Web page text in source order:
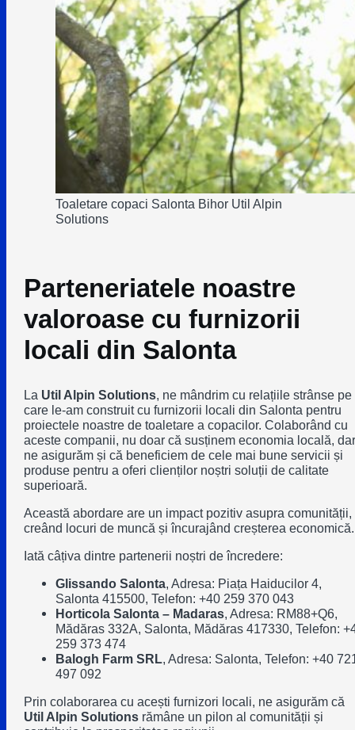
Toaletare copaci Salonta Bihor Util Alpin
Solutions
Parteneriatele noastre
valoroase cu furnizorii
locali din Salonta
La Util Alpin Solutions, ne mândrim cu relațiile strânse pe
care le-am construit cu furnizorii locali din Salonta pentru
proiectele noastre de toaletare a copacilor. Colaborând cu
aceste companii, nu doar că susținem economia locală, dar
ne asigurăm și că beneficiem de cele mai bune servicii și
produse pentru a oferi clienților noștri soluții de calitate
superioară.
Această abordare are un impact pozitiv asupra comunității,
creând locuri de muncă și încurajând creșterea economică.
Iată câțiva dintre partenerii noștri de încredere:
Glissando Salonta, Adresa: Piața Haiducilor 4,
Salonta 415500, Telefon: +40 259 370 043
Horticola Salonta – Madaras, Adresa: RM88+Q6,
Mădăras 332A, Salonta, Mădăras 417330, Telefon:
259 373 474
Balogh Farm SRL, Adresa: Salonta, Telefon: +40
497 092
Prin colaborarea cu acești furnizori locali, ne asigurăm că
Util Alpin Solutionsrămâne un pilon al comunității și